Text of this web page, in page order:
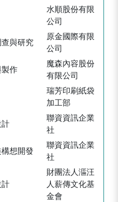
水順股份有限
公司
與研究
原金國際有限
公司
作
魔森內容股份
有限公司
瑞芳印刷紙袋
加工部
聯資資訊企業
社
想開發
聯資資訊企業
社
財團法人漚汪
人薪傳文化基
金會